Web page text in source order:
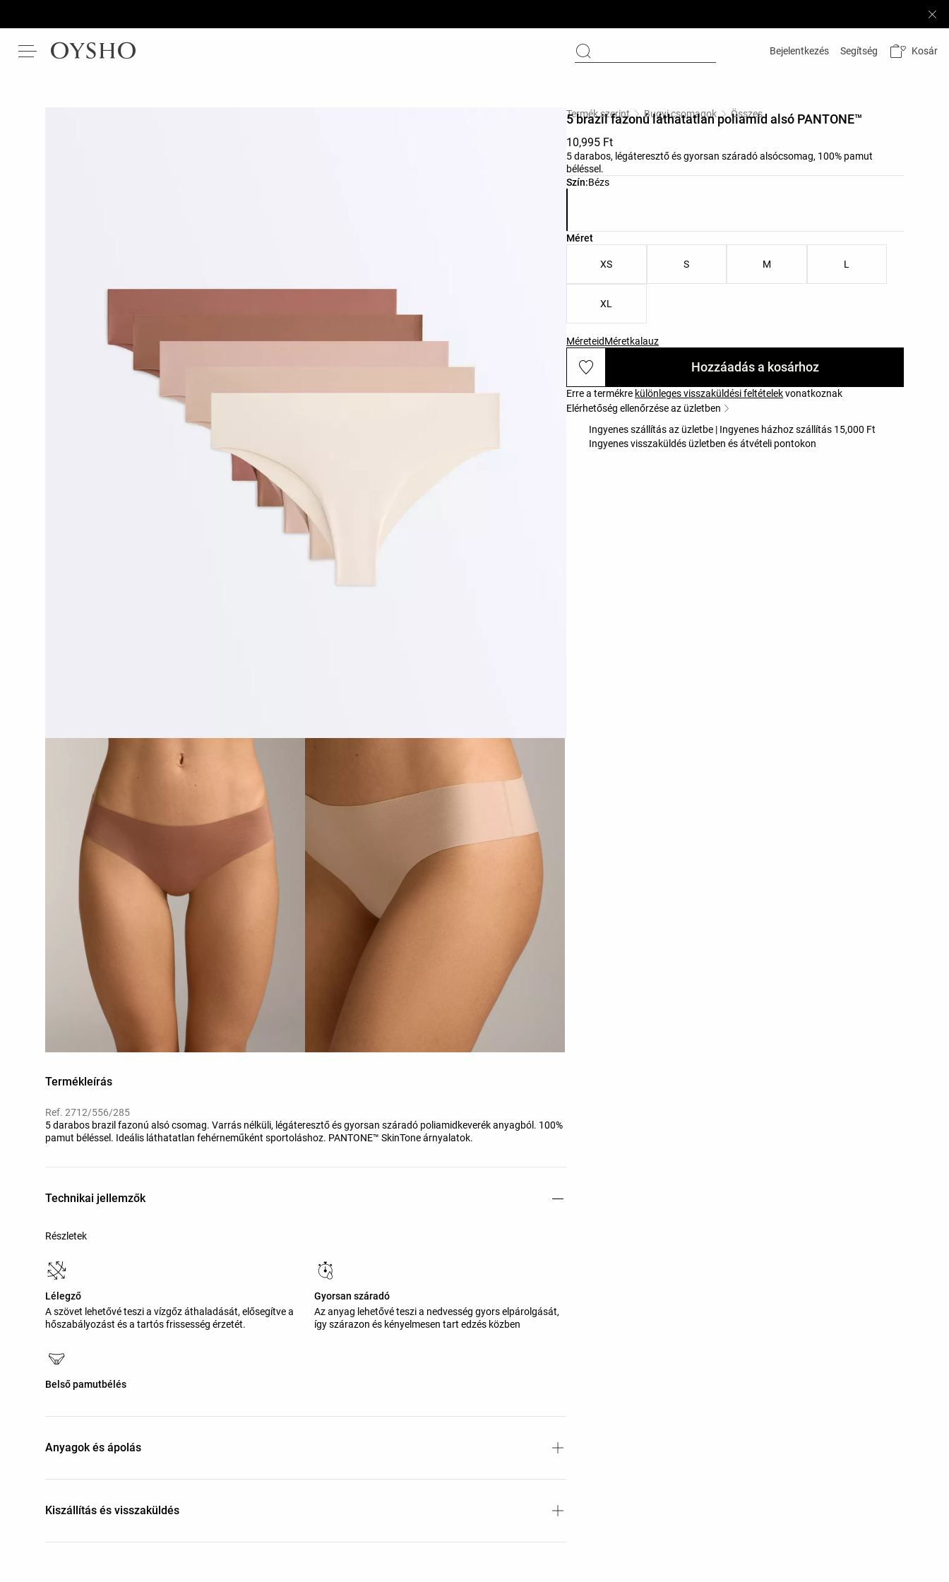
Bejelentkezés Segítség Kosár
Termékleírás
Ref. 2712/556/285
5 darabos brazil fazonú alsó csomag. Varrás nélküli, légáteresztő és gyorsan száradó poliamidkeverék anyagból. 100%
pamut béléssel. Ideális láthatatlan fehérneműként sportoláshoz. PANTONE™ SkinTone árnyalatok.
Technikai jellemzők
Részletek
Lélegző
A szövet lehetővé teszi a vízgőz áthaladását, elősegítve a
hőszabályozást és a tartós frissesség érzetét.
Gyorsan száradó
Az anyag lehetővé teszi a nedvesség gyors elpárolgását,
így szárazon és kényelmesen tart edzés közben
Belső pamutbélés
Anyagok és ápolás
Kiszállítás és visszaküldés
Szín:Bézs
Termékszínek listája
Termék szerint Bugyi csomagok Összes
5 brazil fazonú láthatatlan poliamid alsó PANTONE™
10,995 Ft
5 darabos, légáteresztő és gyorsan száradó alsócsomag, 100% pamut
béléssel.
Méret
Termékméretek listája
XS S M L
XL
MéreteidMéretkalauz
Hozzáadás a kosárhoz
Erre a termékre különleges visszaküldési feltételekvonatkoznak
Elérhetőség ellenőrzése az üzletben
Ingyenes szállítás az üzletbe | Ingyenes házhoz szállítás 15,000 Ft
Ingyenes visszaküldés üzletben és átvételi pontokon